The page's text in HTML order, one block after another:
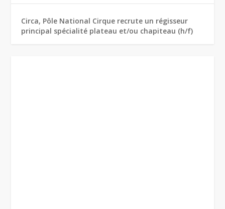
Circa, Pôle National Cirque recrute un régisseur
principal spécialité plateau et/ou chapiteau (h/f)